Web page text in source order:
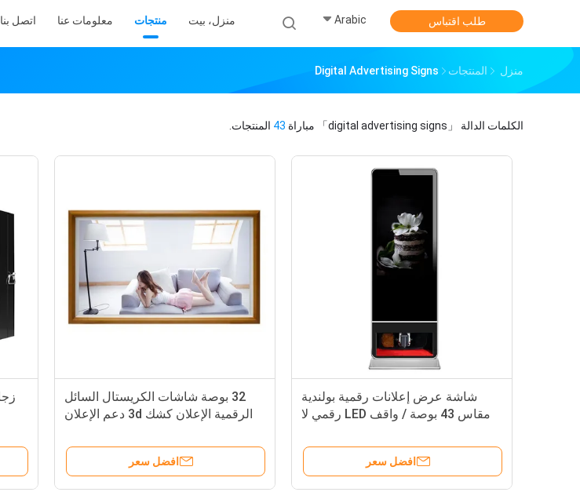
منزل، بيت منتجات معلومات عنا اتصل بنا Arabic طلب اقتباس
منزل المنتجات Digital Advertising Signs
الكلمات الدالة 「digital advertising signs」 مباراة 43 المنتجات.
32 بوصة شاشات الكريستال السائل
الرقمية الإعلان كشك 3d دعم الإعلان
افضل سعر
شاشة عرض إعلانات رقمية بولندية
مقاس 43 بوصة / واقف LED رقمي لا
افضل سعر